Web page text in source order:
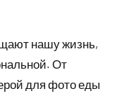
нашу жизнь,
От
для фото еды